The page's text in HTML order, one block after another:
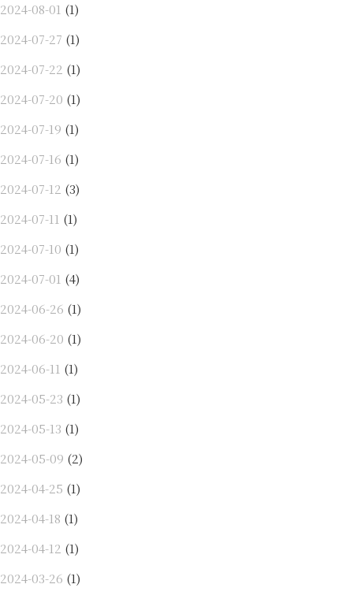
2024-08-01 (1)
2024-07-27 (1)
2024-07-22 (1)
2024-07-20 (1)
2024-07-19 (1)
2024-07-16 (1)
2024-07-12 (3)
2024-07-11 (1)
2024-07-10 (1)
2024-07-01 (4)
2024-06-26 (1)
2024-06-20 (1)
2024-06-11 (1)
2024-05-23 (1)
2024-05-13 (1)
2024-05-09 (2)
2024-04-25 (1)
2024-04-18 (1)
2024-04-12 (1)
2024-03-26 (1)